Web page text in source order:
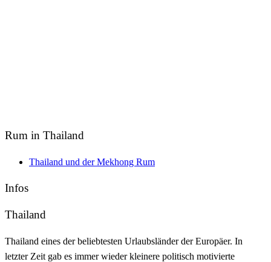
Rum in Thailand
Thailand und der Mekhong Rum
Infos
Thailand
Thailand eines der beliebtesten Urlaubsländer der Europäer. In
letzter Zeit gab es immer wieder kleinere politisch motivierte